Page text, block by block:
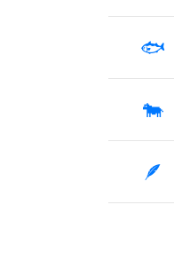
🐟
🐄
🪶